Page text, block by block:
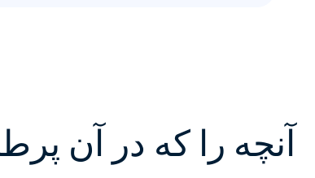
آنچه را که در آن